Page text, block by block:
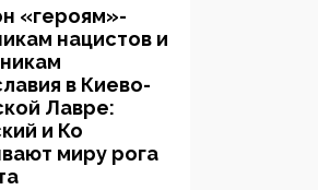
«героям»-
нацистов и
в Киево-
Лавре:
и Ко
миру рога